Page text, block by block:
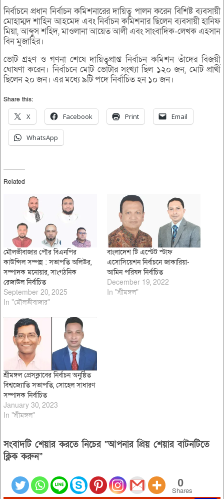
নির্বাচনে প্রধান নির্বাচন কমিশনারের দায়িত্ব পালন করেন বিশিষ্ট ব্যবসায়ী
মোহাম্মদ শাহিন আহমেদ এবং নির্বাচন কমিশনার ছিলেন ব্যবসায়ী হানিফ
মিয়া, আব্দুস শহিদ, মাওলানা আয়েত আলী এবং সাংবাদিক-লেখক এহসান
বিন মুজাহির।
ভোট গ্রহণ ও গণনা শেষে দায়িত্বপ্রাপ্ত নির্বাচন কমিশন তাঁদের বিজয়ী
ঘোষণা করেন। নির্বাচনে মোট ভোটার সংখ্যা ছিল ১২০ জন, মোট প্রার্থী
ছিলেন ২০ জন। এর মধ্যে ৯টি পদে নির্বাচিত হন ১০ জন।
Share this:
X Facebook Print Email
WhatsApp
Related
মৌলভীবাজার পৌর বিএনপির
কাউন্সিল সম্পন্ন : সভাপতি অলিউর,
সম্পাদক মনোয়ার, সাংগঠনিক
রেজাউল নির্বাচিত
September 20, 2025
In "মৌলভীবাজার"
বাংলাদেশ টি এস্টেট স্টাফ
এসোসিয়েশন নির্বাচনে জাকারিয়া-
আমিন পরিষদ নির্বাচিত
December 19, 2022
In "শ্রীমঙ্গল"
শ্রীমঙ্গল প্রেসক্লাবের নির্বাচন অনুষ্ঠিত
বিশ্বজ্যোতি সভাপতি, সোহেল সাধারণ
সম্পাদক নির্বাচিত
January 30, 2023
In "শ্রীমঙ্গল"
সংবাদটি শেয়ার করতে নিচের “আপনার প্রিয় শেয়ার বাটনটিতে
ক্লিক করুন”
0
Shares